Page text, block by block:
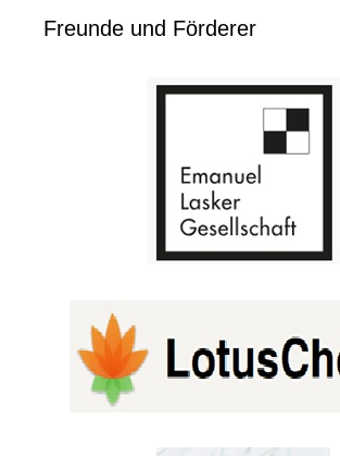
Freunde und Förderer